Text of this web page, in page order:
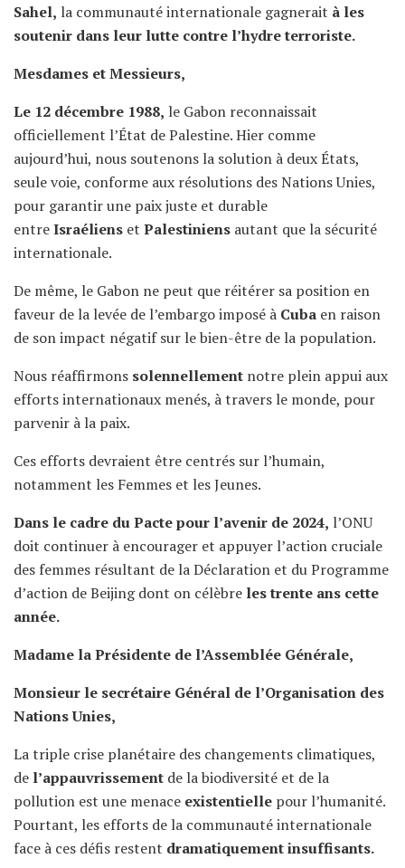
Sahel, la communauté internationale gagnerait à les
soutenir dans leur lutte contre l’hydre terroriste.
Mesdames et Messieurs,
Le 12 décembre 1988, le Gabon reconnaissait
officiellement l’État de Palestine. Hier comme
aujourd’hui, nous soutenons la solution à deux États,
seule voie, conforme aux résolutions des Nations Unies,
pour garantir une paix juste et durable
entreIsraéliens et Palestiniens autant que la sécurité
internationale.
De même, le Gabon ne peut que réitérer sa position en
faveur de la levée de l’embargo imposé à Cuba en raison
de son impact négatif sur le bien-être de la population.
Nous réaffirmons solennellement notre plein appui aux
efforts internationaux menés, à travers le monde, pour
parvenir à la paix.
Ces efforts devraient être centrés sur l’humain,
notamment les Femmes et les Jeunes.
Dans le cadre du Pacte pour l’avenir de 2024, l’ONU
doit continuer à encourager et appuyer l’action cruciale
des femmes résultant de la Déclaration et du Programme
d’action de Beijing dont on célèbre les trente ans cette
année.
Madame la Présidente de l’Assemblée Générale,
Monsieur le secrétaire Général de l’Organisation des
Nations Unies,
La triple crise planétaire des changements climatiques,
de l’appauvrissement de la biodiversité et de la
pollution est une menace existentielle pour l’humanité.
Pourtant, les efforts de la communauté internationale
face à ces défis restent dramatiquement insuffisants.